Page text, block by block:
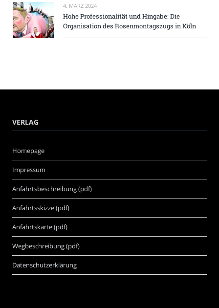
4. MÄRZ 2024
Hohe Professionalität und Hingabe: Die
Organisation des Rosenmontagszugs in Köln
VERLAG
Homepage
Impressum
Anfahrtsbeschreibung (pdf)
Anfahrtsskizze (pdf)
Anfahrtskarte (pdf)
Wegbeschreibung (pdf)
Datenschutzerklärung